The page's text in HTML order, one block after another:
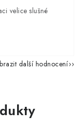
velice slušné
další hodnocení